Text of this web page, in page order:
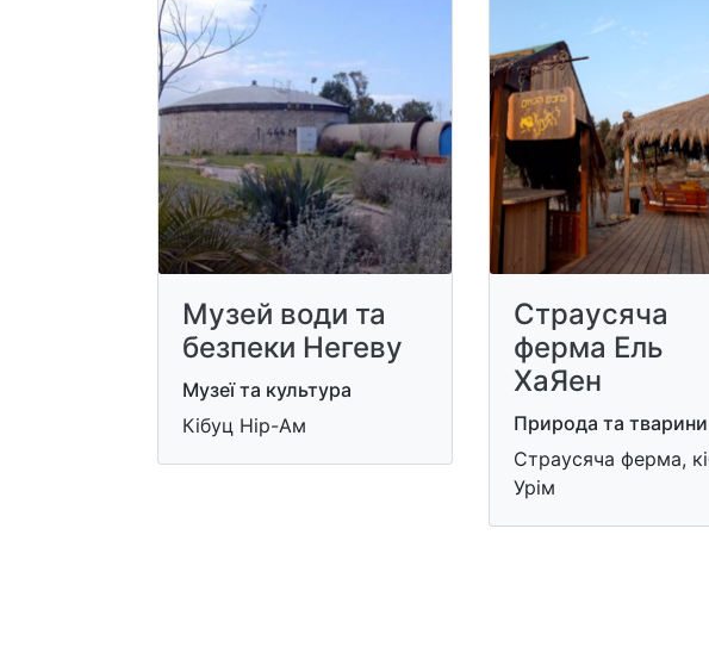
Музей води та
безпеки Негеву
Музеї та культура
Кібуц Нір-Ам
Страусяча
ферма Ель
ХаЯен
Природа та тварини
Страусяча ферма,
Урім